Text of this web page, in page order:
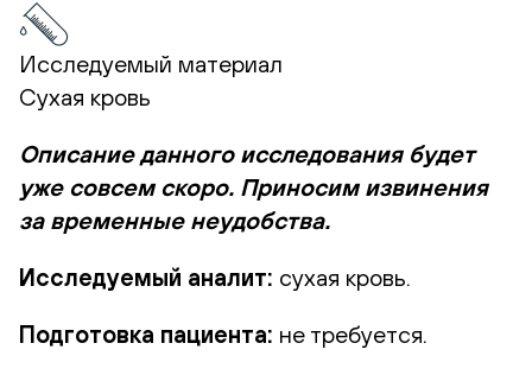
Исследуемый материал
Сухая кровь
Описание данного исследования будет
уже совсем скоро. Приносим извинения
за временные неудобства.
Исследуемый аналит: сухая кровь.
Подготовка пациента: не требуется.